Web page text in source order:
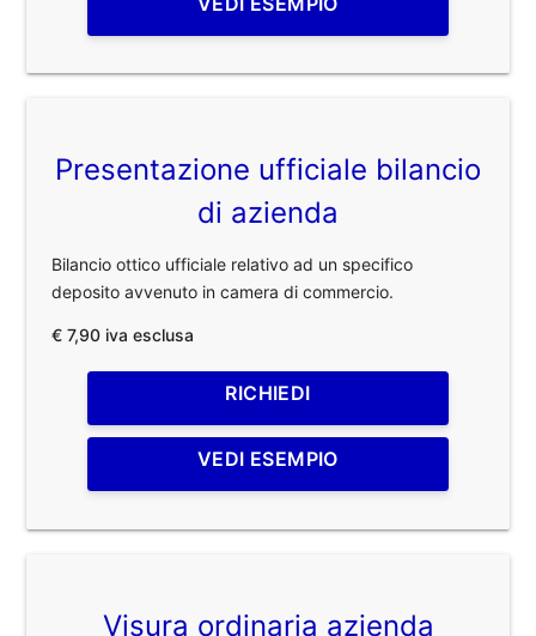
Presentazione ufficiale bilancio
di azienda
Bilancio ottico ufficiale relativo ad un specifico
deposito avvenuto in camera di commercio.
€ 7,90 iva esclusa
RICHIEDI
VEDI ESEMPIO
Visura ordinaria azienda